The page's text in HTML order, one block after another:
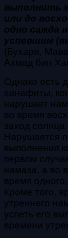
выполнить
или до
одно сажда
успевшим
(Бухари,
Ахмад бин
Однако есть
ханафиты,
нарушает
во время
заход
Нарушается
выполнения
первом
намаза, а во
время
Кроме того,
утреннего
успеть его
времени